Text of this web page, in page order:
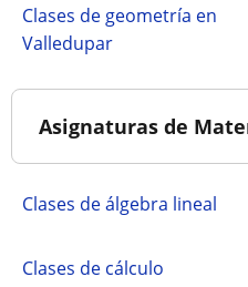
Clases de geometría en
Valledupar
Asignaturas de
Clases de álgebra lineal
Clases de cálculo